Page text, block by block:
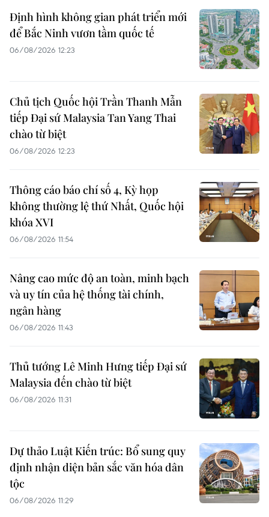
Định hình không gian phát triển mới
để Bắc Ninh vươn tầm quốc tế
06/08/2026 12:23
Chủ tịch Quốc hội Trần Thanh Mẫn
tiếp Đại sứ Malaysia Tan Yang Thai
chào từ biệt
06/08/2026 12:23
Thông cáo báo chí số 4, Kỳ họp
không thường lệ thứ Nhất, Quốc hội
khóa XVI
06/08/2026 11:54
Nâng cao mức độ an toàn, minh bạch
và uy tín của hệ thống tài chính,
ngân hàng
06/08/2026 11:43
Thủ tướng Lê Minh Hưng tiếp Đại sứ
Malaysia đến chào từ biệt
06/08/2026 11:31
Dự thảo Luật Kiến trúc: Bổ sung quy
định nhận diện bản sắc văn hóa dân
tộc
06/08/2026 11:29